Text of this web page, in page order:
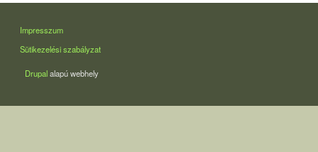
LÁBLÉC
Impresszum
Sütikezelési szabályzat
Drupalalapú webhely